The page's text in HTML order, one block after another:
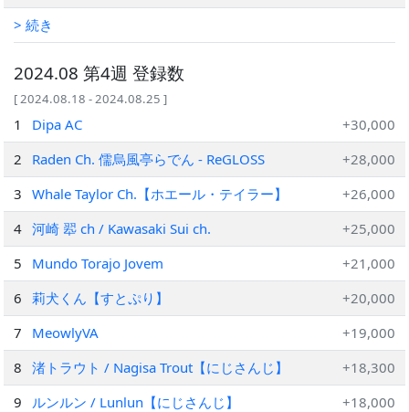
> 続き
2024.08 第4週 登録数
[ 2024.08.18 - 2024.08.25 ]
1 Dipa AC
+30,000
2
Raden Ch. 儒烏風亭らでん ‐ ReGLOSS
+28,000
3
Whale Taylor Ch.【ホエール・テイラー】
+26,000
4 河崎 翆 ch / Kawasaki Sui ch.
+25,000
5
Mundo Torajo Jovem
+21,000
6
莉犬くん【すとぷり】
+20,000
7
MeowlyVA
+19,000
8
渚トラウト / Nagisa Trout【にじさんじ】
+18,300
9
ルンルン / Lunlun【にじさんじ】
+18,000